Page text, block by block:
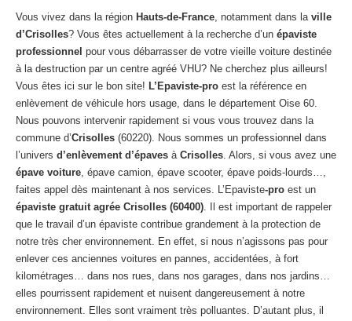
CENTREVHU AGRÉE
Centreagréé VHU Paris 75 : casse auto avec destruction
Centre
agréé VHU 77 : casse auto avec destruction
Centreagréé VHU 78 : casse auto avec destruction
Centreagréé VHU 91 : casse auto avec destruction
Centreagréé VHU 92 : casse auto avec destruction
Centreagréé VHU 93 : casse auto avec destruction
Centreagréé VHU 94 : casse auto avec destruction
Centreagréé VHU 95 : casse auto avec destruction
DOCUMENTSÀ JOINDRE
Vous vivez dans la région Hauts-de-France, notamment dans la ville
d’Crisolles? Vous êtes actuellement à la recherche d’un épaviste
professionnel pour vous débarrasser de votre vieille voiture destinée
à la destruction par un centre agréé VHU? Ne cherchez plus ailleurs!
Vous êtes ici sur le bon site! L’Epaviste-pro est la référence en
enlèvement de véhicule hors usage, dans le département Oise 60.
Nous pouvons intervenir rapidement si vous vous trouvez dans la
commune d’Crisolles (60220). Nous sommes un professionnel dans
l’univers d’enlèvement d’épaves à Crisolles. Alors, si vous avez une
épave voiture, épave camion, épave scooter, épave poids-lourds…,
faites appel dès maintenant à nos services. L’Epaviste-pro est un
épaviste gratuit agrée Crisolles (60400). Il est important de rappeler
que le travail d’un épaviste contribue grandement à la protection de
notre très cher environnement. En effet, si nous n’agissons pas pour
enlever ces anciennes voitures en pannes, accidentées, à fort
kilométrages… dans nos rues, dans nos garages, dans nos jardins…
elles pourrissent rapidement et nuisent dangereusement à notre
environnement. Elles sont vraiment très polluantes. D’autant plus, il